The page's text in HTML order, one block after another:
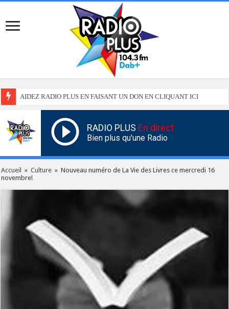
AIDEZ RADIO PLUS EN FAISANT UN DON EN CLIQUANT ICI
RADIO PLUS En direct
Bien plus qu'une Radio
Accueil » Culture » Nouveau numéro de La Vie des Livres ce mercredi 16
novembre!